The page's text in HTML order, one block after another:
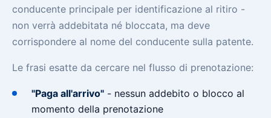
conducente principale per identificazione al ritiro -
non verrà addebitata né bloccata, ma deve
corrispondere al nome del conducente sulla patente.
Le frasi esatte da cercare nel flusso di prenotazione:
"Paga all'arrivo" - nessun addebito o blocco al
momento della prenotazione